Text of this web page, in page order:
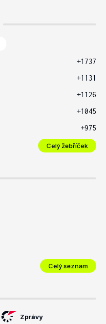
+1737
+1131
+1126
+1045
+975
Celý žebříček
Celý seznam
Zprávy